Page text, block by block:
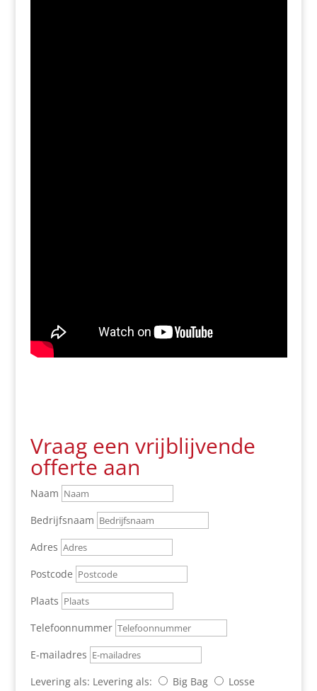
Vraag een vrijblijvende
offerte aan
Naam
Bedrijfsnaam
Adres
Postcode
Plaats
Telefoonnummer
E-mailadres
Levering als: Levering als: Big Bag Losse